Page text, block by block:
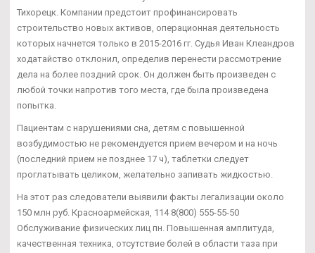
Тихорецк. Компании предстоит профинансировать
строительство новых активов, операционная деятельность
которых начнется только в 2015-2016 гг. Судья Иван Клеандров
ходатайство отклонил, определив перенести рассмотрение
дела на более поздний срок. Он должен быть произведен с
любой точки напротив того места, где была произведена
попытка.
Пациентам с нарушениями сна, детям с повышенной
возбудимостью не рекомендуется прием вечером и на ночь
(последний прием не позднее 17 ч), таблетки следует
проглатывать целиком, желательно запивать жидкостью.
На этот раз следователи выявили факты легализации около
150 млн руб. Красноармейская, 114 8(800) 555-55-50
Обслуживание физических лиц пн. Повышенная амплитуда,
качественная техника, отсутствие болей в области таза при